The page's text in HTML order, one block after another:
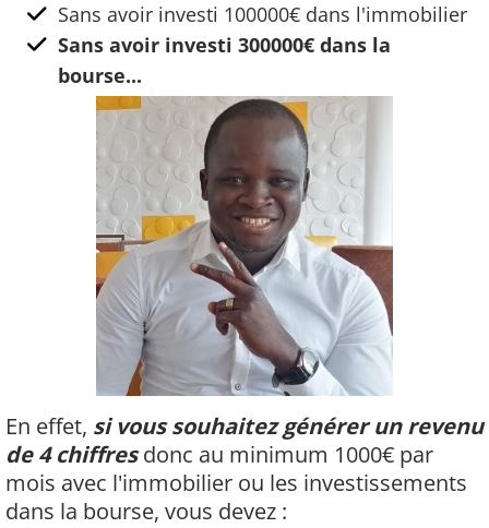
Sans avoir investi 100000€ dans l'immobilier
Sans avoir investi 300000€ dans la
bourse...
En effet, si vous souhaitez générer un revenu
de 4 chiffresdonc au minimum 1000€ par
mois avec l'immobilier ou les investissements
dans la bourse, vous devez :